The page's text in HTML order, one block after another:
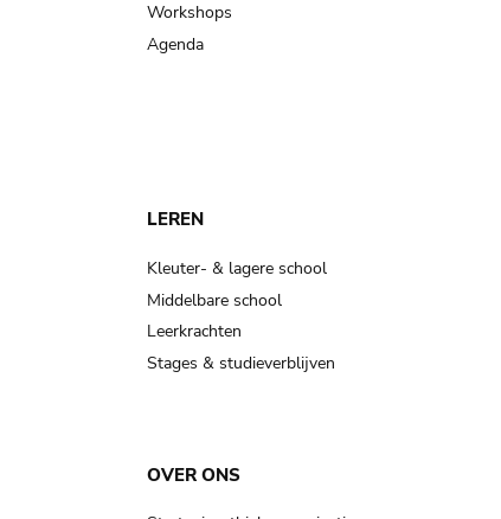
Workshops
Agenda
LEREN
Kleuter- & lagere school
Middelbare school
Leerkrachten
Stages & studieverblijven
OVER ONS